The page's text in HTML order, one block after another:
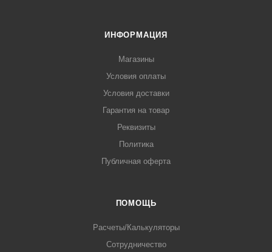
ИНФОРМАЦИЯ
Магазины
Условия оплаты
Условия доставки
Гарантия на товар
Реквизиты
Политика
Публичная оферта
ПОМОЩЬ
Расчеты/Калькуляторы
Сотрудничество